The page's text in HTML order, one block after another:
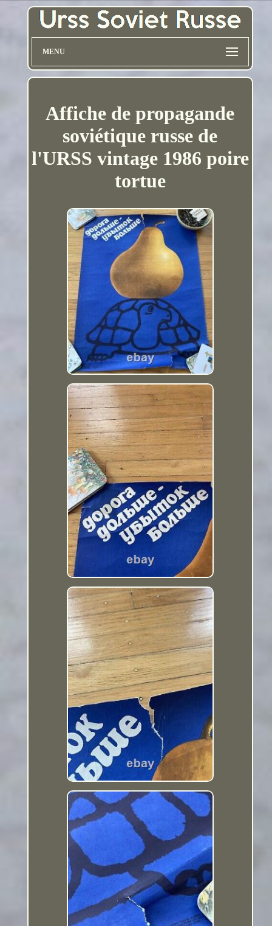
MENU
Affiche de propagande
soviétique russe de
l'URSS vintage 1986 poire
tortue